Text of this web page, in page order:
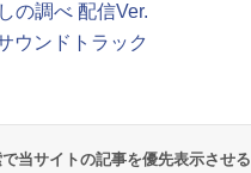
の調べ 配信Ver.
ウンドトラック
当サイトの記事を優先表示させる